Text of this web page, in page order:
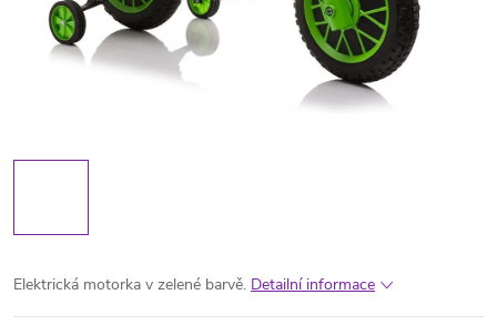
Elektrická motorka v zelené barvě. Detailní informace